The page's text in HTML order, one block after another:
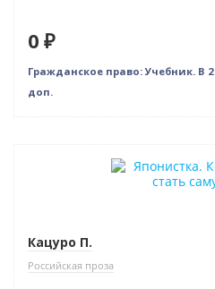
0 ₽
Гражданское право: Учебник. В
доп.
Кацуро П.
Российская проза